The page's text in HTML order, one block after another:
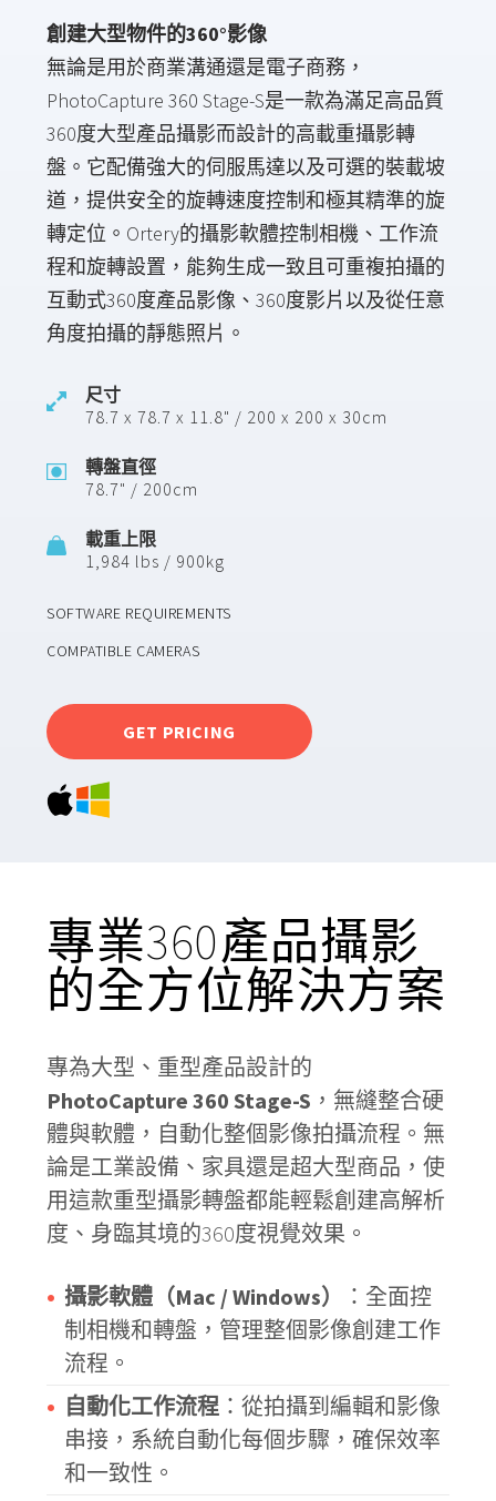
創建大型物件的360°影像
無論是用於商業溝通還是電子商務，
PhotoCapture 360 Stage-S是一款為滿足高品質
360度大型產品攝影而設計的高載重攝影轉
盤。它配備強大的伺服馬達以及可選的裝載坡
道，提供安全的旋轉速度控制和極其精準的旋
轉定位。Ortery的攝影軟體控制相機、工作流
程和旋轉設置，能夠生成一致且可重複拍攝的
互動式360度產品影像、360度影片以及從任意
角度拍攝的靜態照片。
尺寸
78.7 x 78.7 x 11.8" / 200 x 200 x 30cm
轉盤直徑
78.7" / 200cm
載重上限
1,984 lbs / 900kg
SOFTWARE REQUIREMENTS
COMPATIBLE CAMERAS
GET PRICING
專業360產品攝影
的全方位解決方案
專為大型、重型產品設計的
PhotoCapture 360 Stage-S ，無縫整合硬
體與軟體，自動化整個影像拍攝流程。無
論是工業設備、家具還是超大型商品，使
用這款重型攝影轉盤都能輕鬆創建高解析
度、身臨其境的360度視覺效果。
攝影軟體（Mac / Windows）
：全面控
制相機和轉盤，管理整個影像創建工作
流程。
自動化工作流程 ：從拍攝到編輯和影像
串接，系統自動化每個步驟，確保效率
和一致性。